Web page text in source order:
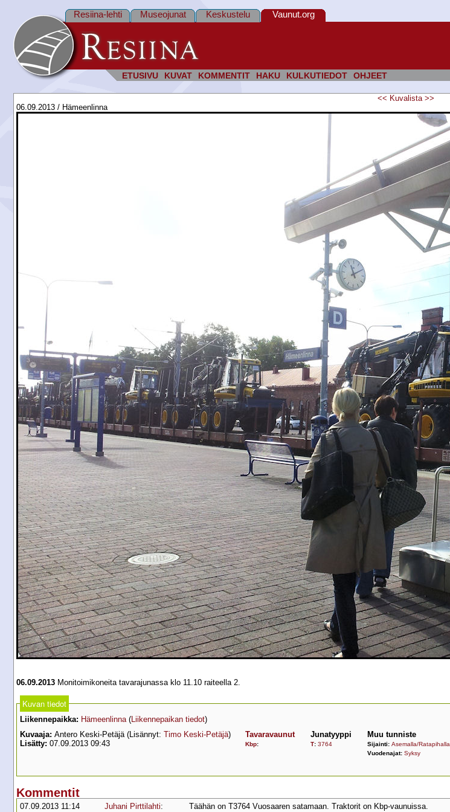
ETUSIVU KUVAT KOMMENTIT HAKU KULKUTIEDOT OHJEET
Resiina-lehti Museojunat Keskustelu Vaunut.org
<< Kuvalista >>
06.09.2013 / Hämeenlinna
06.09.2013 Monitoimikoneita tavarajunassa klo 11.10 raiteella 2.
Kuvan tiedot
Liikennepaikka: Hämeenlinna(Liikennepaikan tiedot)
Kuvaaja: Antero Keski-Petäjä (Lisännyt: Timo Keski-Petäjä)
Lisätty: 07.09.2013 09:43
Tavaravaunut
Kbp:
Junatyyppi
T: 3764
Muu tunniste
Sijainti: Asemalla/Ratapihalla
Vuodenajat: Syksy
Kommentit
07.09.2013 11:14 Juhani Pirttilahti: Täähän on T3764 Vuosaaren satamaan. Traktorit on Kbp-vaunuissa.